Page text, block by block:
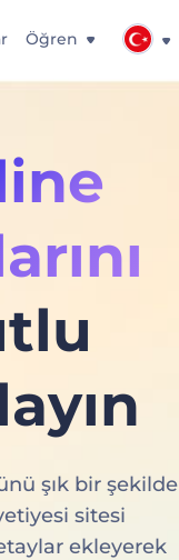
Öğren
şık bir şekilde
sitesi
ekleyerek